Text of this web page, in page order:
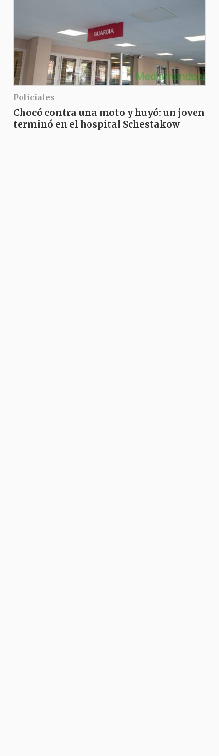
Policiales
Chocó contra una moto y huyó: un joven
terminó en el hospital Schestakow